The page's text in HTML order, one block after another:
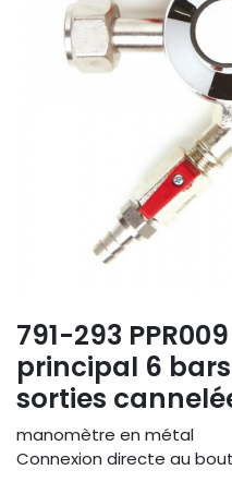
791-293
principal 6
sorties
manomètre en métal
Connexion directe au